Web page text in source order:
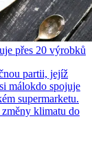
přes 20 výrobků
partii, jejíž
málokdo spojuje
supermarketu.
klimatu do